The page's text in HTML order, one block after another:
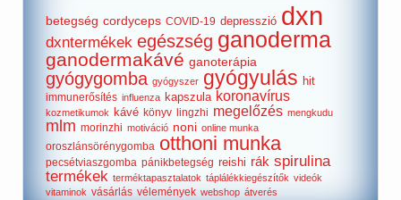
betegség cordyceps COVID-19 depresszió dxn
dxntermékek egészség ganoderma
ganodermakávé ganoterápia
gyógygomba gyógyszer gyógyulás hit
immunerősítés influenza kapszula koronavírus
kozmetikumok kávé könyv lingzhi megelőzés mengkudu
mlm morinzhi motiváció noni online munka
oroszlánsörénygomba otthoni munka
pecsétviaszgomba pánikbetegség reishi rák spirulina
termékek terméktapasztalatok táplálékkiegészítők videók
vitaminok vásárlás vélemények webshop átverés